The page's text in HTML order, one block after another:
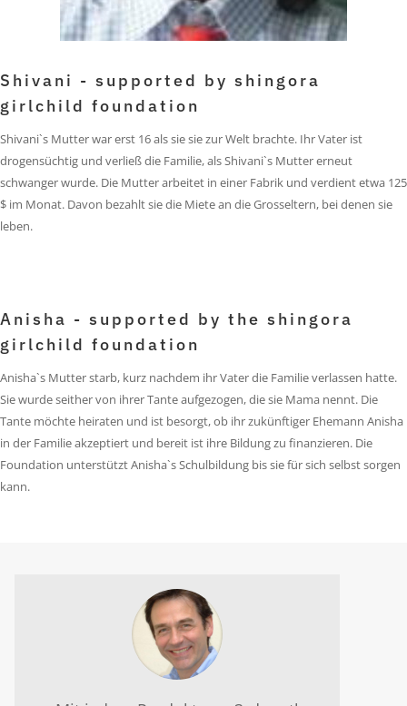
Shivani - supported by shingora
girlchild foundation
Shivani`s Mutter war erst 16 als sie sie zur Welt brachte. Ihr Vater ist
drogensüchtig und verließ die Familie, als Shivani`s Mutter erneut
schwanger wurde. Die Mutter arbeitet in einer Fabrik und verdient etwa 125
$ im Monat. Davon bezahlt sie die Miete an die Grosseltern, bei denen sie
leben.
Anisha - supported by the shingora
girlchild foundation
Anisha`s Mutter starb, kurz nachdem ihr Vater die Familie verlassen hatte.
Sie wurde seither von ihrer Tante aufgezogen, die sie Mama nennt. Die
Tante möchte heiraten und ist besorgt, ob ihr zukünftiger Ehemann Anisha
in der Familie akzeptiert und bereit ist ihre Bildung zu finanzieren. Die
Foundation unterstützt Anisha`s Schulbildung bis sie für sich selbst sorgen
kann.